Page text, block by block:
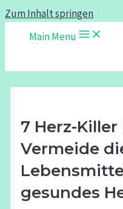
Zum Inhalt springen
Main Menu
7 Herz-
Vermeide
gesundes